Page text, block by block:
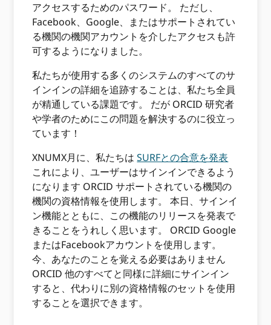
アクセスするためのパスワード。 ただし、
Facebook、Google、またはサポートされてい
る機関の機関アカウントを介したアクセスも許
可するようになりました。
私たちが使用する多くのシステムのすべてのサ
インインの詳細を追跡することは、私たち全員
が精通している課題です。 だが ORCID 研究者
や学者のためにこの問題を解決するのに役立っ
ています！
XNUMX月に、私たちはSURFとの合意を発表
これにより、ユーザーはサインインできるよう
になります ORCID サポートされている機関の
機関の資格情報を使用します。 本日、サインイ
ン機能とともに、この機能のリリースを発表で
きることをうれしく思います。 ORCID Google
またはFacebookアカウントを使用します。
今、あなたのことを覚える必要はありません
ORCID 他のすべてと同様に詳細にサインイン
すると、代わりに別の資格情報のセットを使用
することを選択できます。